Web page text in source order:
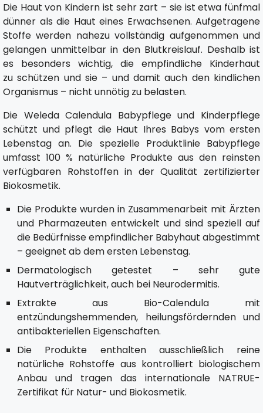
Die Haut von Kindern ist sehr zart – sie ist etwa fünfmal
dünner als die Haut eines Erwachsenen. Aufgetragene
Stoffe werden nahezu vollständig aufgenommen und
gelangen unmittelbar in den Blutkreislauf. Deshalb ist
es besonders wichtig, die empfindliche Kinderhaut
zu schützen und sie – und damit auch den kindlichen
Organismus – nicht unnötig zu belasten.
Die Weleda Calendula Babypflege und Kinderpflege
schützt und pflegt die Haut Ihres Babys vom ersten
Lebenstag an. Die spezielle Produktlinie Babypflege
umfasst 100 % natürliche Produkte aus den reinsten
verfügbaren Rohstoffen in der Qualität zertifizierter
Biokosmetik.
Die Produkte wurden in Zusammenarbeit mit Ärzten
und Pharmazeuten entwickelt und sind speziell auf
die Bedürfnisse empfindlicher Babyhaut abgestimmt
– geeignet ab dem ersten Lebenstag.
Dermatologisch getestet – sehr gute
Hautverträglichkeit, auch bei Neurodermitis.
Extrakte aus Bio-Calendula mit
entzündungshemmenden, heilungsfördernden und
antibakteriellen Eigenschaften.
Die Produkte enthalten ausschließlich reine
natürliche Rohstoffe aus kontrolliert biologischem
Anbau und tragen das internationale NATRUE-
Zertifikat für Natur- und Biokosmetik.